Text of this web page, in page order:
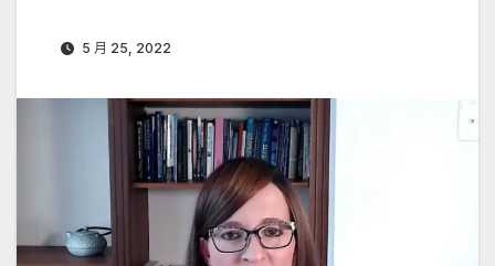
5 月 25, 2022